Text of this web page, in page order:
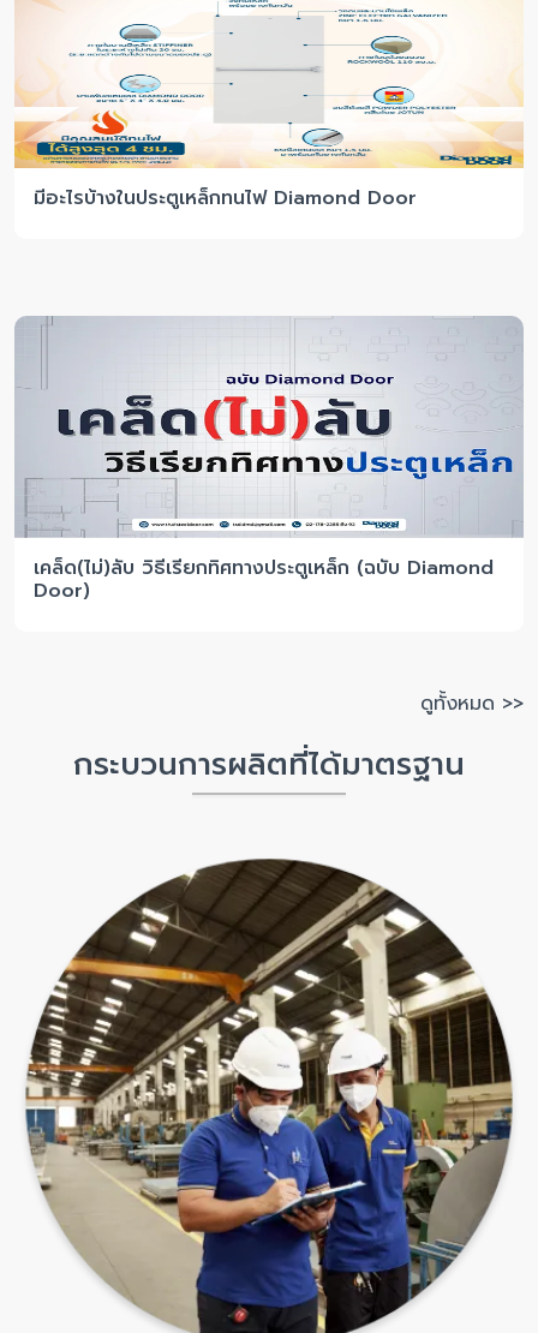
มีอะไรบ้างในประตูเหล็กทนไฟ Diamond Door
เคล็ด(ไม่)ลับ วิธีเรียกทิศทางประตูเหล็ก (ฉบับ Diamond
Door)
ดูทั้งหมด >>
กระบวนการผลิตที่ได้มาตรฐาน